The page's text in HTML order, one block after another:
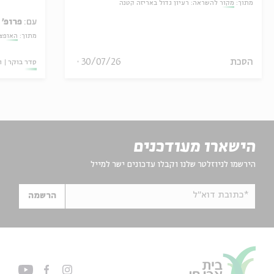
מתוך: מקור להשראה: רעיון גדול באריזה קטנה
הסכת 30/07/26
עם: פרופ'
מתוך:
סדר בוקר
הישארו מעודכנים
הירשמו לניוזלטר שלנו וקבלו עדכונים ישר למייל
*כתובת דוא"ל הרשמה